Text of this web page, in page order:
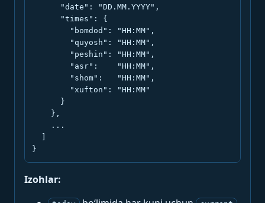
      "date": "DD.MM.YYYY",
      "times": {
        "bomdod": "HH:MM",
        "quyosh": "HH:MM",
        "peshin": "HH:MM",
        "asr":    "HH:MM",
        "shom":   "HH:MM",
        "xufton": "HH:MM"
      }
    },
    ...
}
Izohlar: